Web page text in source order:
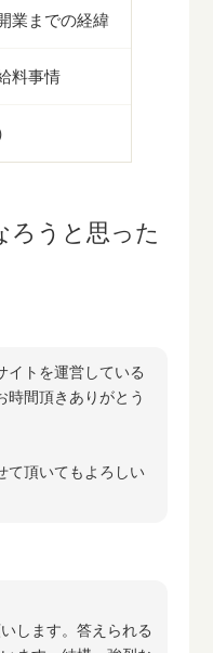
業までの経緯
料事情
ろうと思った
イトを運営している
時間頂きありがとう
て頂いてもよろしい
します。答えられる